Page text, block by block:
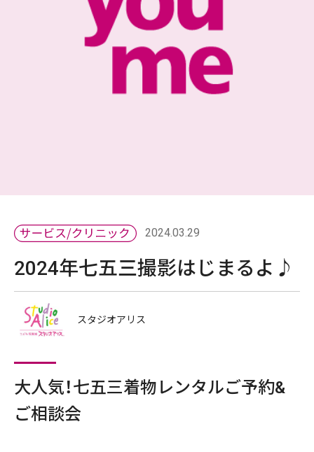
2024.03.29
2024年七五三撮影はじまるよ♪
スタジオアリス
大人気！七五三着物レンタルご予約&
ご相談会